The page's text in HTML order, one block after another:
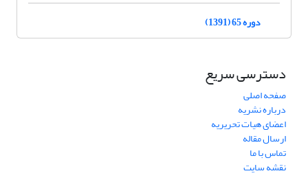
دوره 65 (1391)
دسترسی سریع
صفحه اصلی
درباره نشریه
اعضای هیات تحریریه
ارسال مقاله
تماس با ما
نقشه سایت